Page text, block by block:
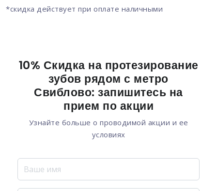
*скидка действует при оплате наличными
10% Скидка на протезирование
зубов рядом с метро
Свиблово: запишитесь на
прием по акции
Узнайте больше о проводимой акции и ее
условиях